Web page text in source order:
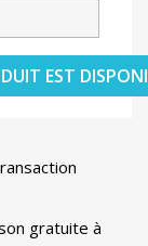
EST
gratuite à